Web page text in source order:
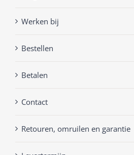
Werken bij
Bestellen
Betalen
Contact
Retouren, omruilen en garantie